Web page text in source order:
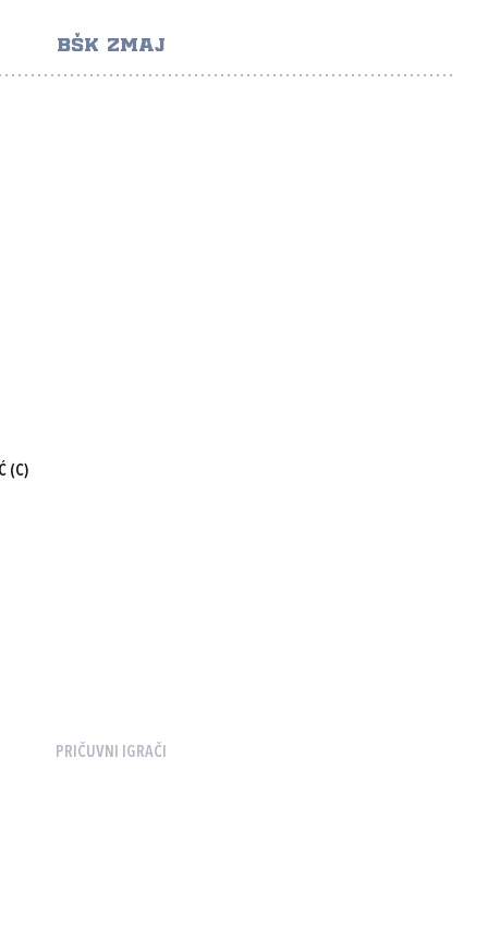
BŠK ZMAJ
(C)
PRIČUVNI IGRAČI